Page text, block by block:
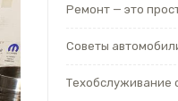
Ремонт — это
Советы
Техобслуживание